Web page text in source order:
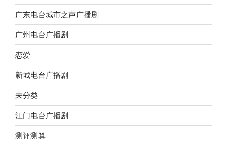
广东电台城市之声广播剧
广州电台广播剧
恋爱
新城电台广播剧
未分类
江门电台广播剧
测评测算